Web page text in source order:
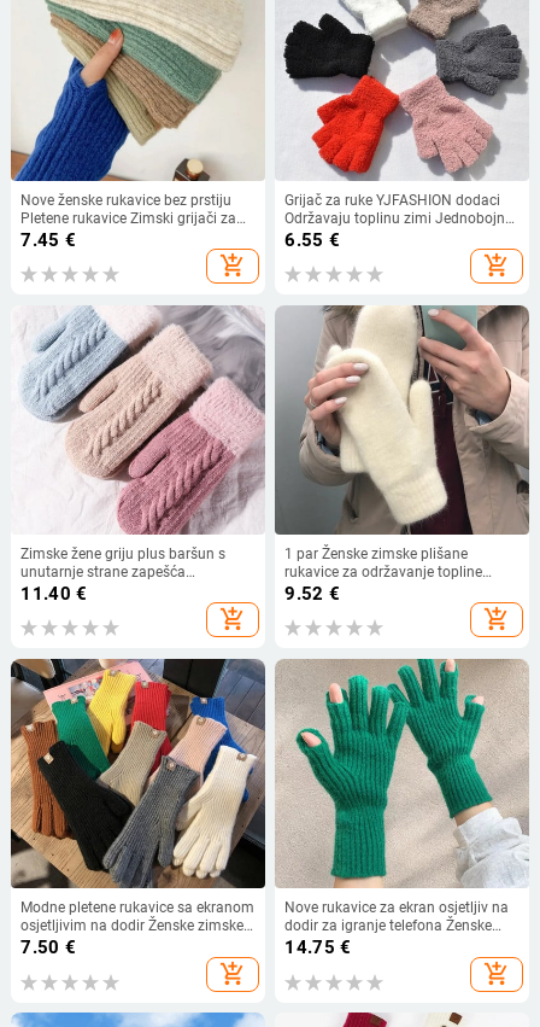
Nove ženske rukavice bez prstiju
Pletene rukavice Zimski grijači za
ruke Punk gotičke DIY rukavice za
pletenje Y2K Jednobojne rukavice
za djevojke Rukavi za ruke
7.45 €
add_shopping_cart
Grijač za ruke YJFASHION dodaci
Održavaju toplinu zimi Jednobojne
pletene rukavice s pola prsta 1 par
rukavica bez prstiju od koraljnog
flisa
6.55 €
add_shopping_cart
Zimske žene griju plus baršun s
unutarnje strane zapešća
zadebljane uvrnute pletene rukavice
s punim prstima biciklističke
vunene rukavice mekane slatke
11.40 €
add_shopping_cart
1 par Ženske zimske plišane
rukavice za održavanje topline
Elastičnost Meke Rukavice s punim
prstima Pletene modne rukavice za
djevojčice imitacija zečjeg krzna
9.52 €
add_shopping_cart
Modne pletene rukavice sa ekranom
osjetljivim na dodir Ženske zimske
rukavice Tople rukavice za jahanje
Čvrste paperjaste radne rukavice
Y2k Harajuku Kawaii rukavice
7.50 €
add_shopping_cart
Nove rukavice za ekran osjetljiv na
dodir za igranje telefona Ženske
zimske debljine Tople pletene
rastezljive rukavice Pune prste
Rukavice za skijanje na otvorenom
14.75 €
add_shopping_cart